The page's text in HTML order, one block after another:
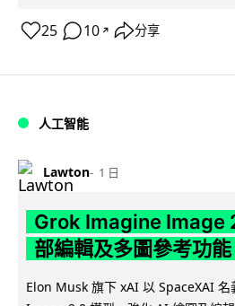
25 10 ↗ 分享
人工智能
Lawton 1 日
Grok Imagine Image
部編輯及多圖參考功能
Elon Musk 旗下 xAI 以 SpaceXAI